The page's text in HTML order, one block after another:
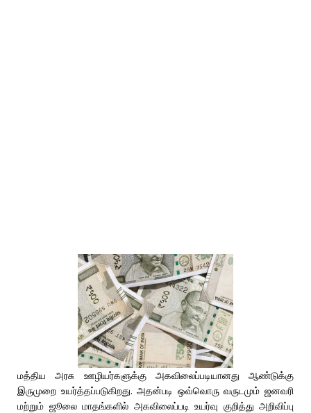
மத்திய அரசு ஊழியர்களுக்கு அகவிலைப்படியானது ஆண்டுக்கு
இருமுறை உயர்த்தப்படுகிறது. அதன்படி ஒவ்வொரு வருடமும் ஜனவரி
மற்றும் ஜூலை மாதங்களில் அகவிலைப்படி உயர்வு குறித்து அறிவிப்பு